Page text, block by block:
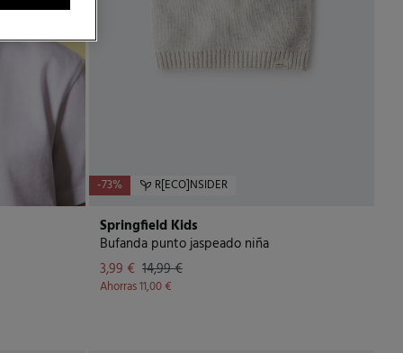
-73% R[ECO]NSIDER
Springfield Kids
Bufanda punto jaspeado niña
3,99 € 14,99 €
Ahorras11,00 €